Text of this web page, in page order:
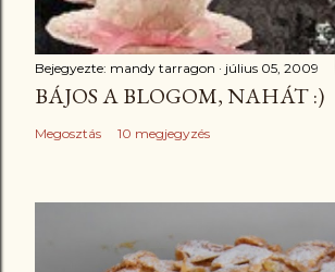
Bejegyezte: mandy tarragon július 05, 2009
BÁJOS A BLOGOM, NAHÁT :)
Megosztás 10 megjegyzés